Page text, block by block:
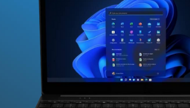
determinada pelos tipos de papel